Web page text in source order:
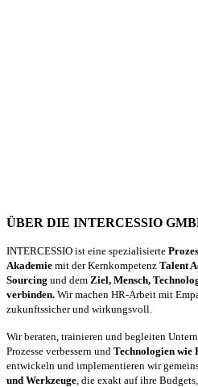
ÜBER DIE INTERCESSIO
INTERCESSIO ist eine spezialisierte
Akademie mit der Kernkompetenz Talent
Sourcing und dem Ziel, Mensch,
verbinden. Wir machen HR-Arbeit mit
zukunftssicher und wirkungsvoll.
Wir beraten, trainieren und begleiten
Prozesse verbessern und Technologien wie
entwickeln und implementieren wir
und Werkzeuge , die exakt auf ihre